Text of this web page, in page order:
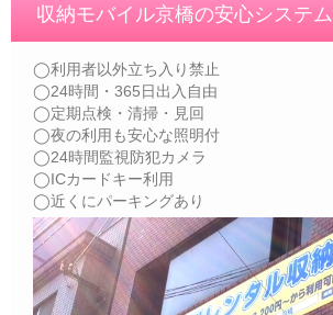
収納モバイル京橋の安心システム
◯利用者以外立ち入り禁止
◯24時間・365日出入自由
◯定期点検・清掃・見回
◯夜の利用も安心な照明付
◯24時間監視防犯カメラ
◯ICカードキー利用
◯近くにパーキングあり